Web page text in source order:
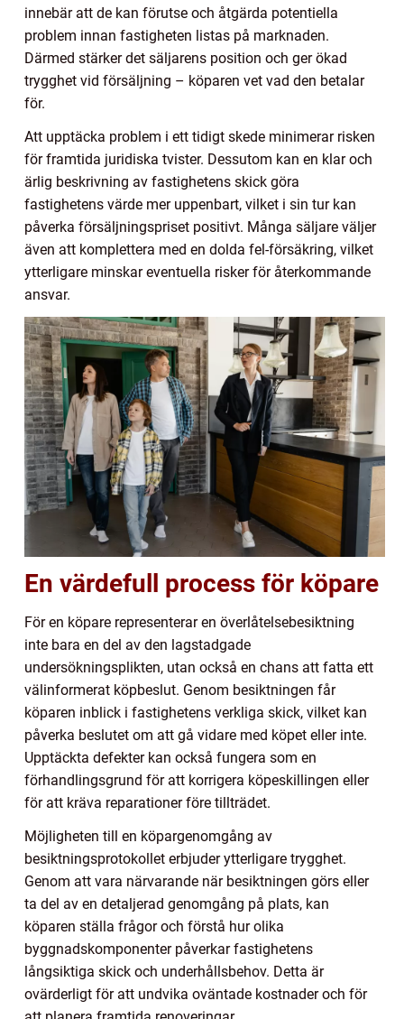
innebär att de kan förutse och åtgärda potentiella
problem innan fastigheten listas på marknaden.
Därmed stärker det säljarens position och ger ökad
trygghet vid försäljning – köparen vet vad den betalar
för.
Att upptäcka problem i ett tidigt skede minimerar risken
för framtida juridiska tvister. Dessutom kan en klar och
ärlig beskrivning av fastighetens skick göra
fastighetens värde mer uppenbart, vilket i sin tur kan
påverka försäljningspriset positivt. Många säljare väljer
även att komplettera med en dolda fel-försäkring, vilket
ytterligare minskar eventuella risker för återkommande
ansvar.
En värdefull process för köpare
För en köpare representerar en överlåtelsebesiktning
inte bara en del av den lagstadgade
undersökningsplikten, utan också en chans att fatta ett
välinformerat köpbeslut. Genom besiktningen får
köparen inblick i fastighetens verkliga skick, vilket kan
påverka beslutet om att gå vidare med köpet eller inte.
Upptäckta defekter kan också fungera som en
förhandlingsgrund för att korrigera köpeskillingen eller
för att kräva reparationer före tillträdet.
Möjligheten till en köpargenomgång av
besiktningsprotokollet erbjuder ytterligare trygghet.
Genom att vara närvarande när besiktningen görs eller
ta del av en detaljerad genomgång på plats, kan
köparen ställa frågor och förstå hur olika
byggnadskomponenter påverkar fastighetens
långsiktiga skick och underhållsbehov. Detta är
ovärderligt för att undvika oväntade kostnader och för